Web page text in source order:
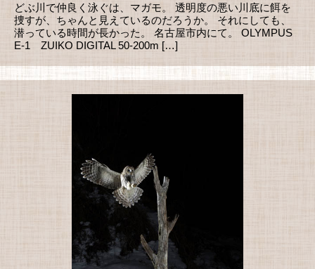
どぶ川で仲良く泳ぐは、マガモ。 透明度の悪い川底に餌を
捜すが、ちゃんと見えているのだろうか。 それにしても、
潜っている時間が長かった。 名古屋市内にて。 OLYMPUS
E-1 ZUIKO DIGITAL 50-200m […]